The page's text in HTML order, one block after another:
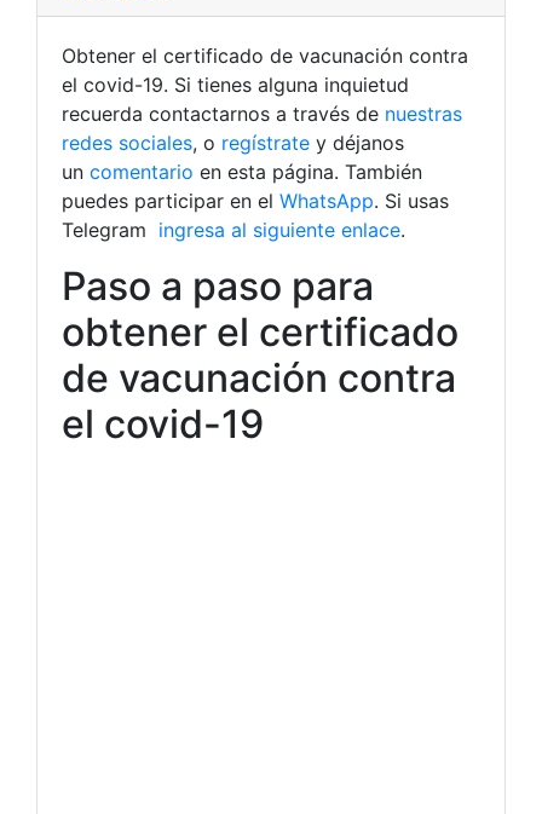
Obtener el certificado de vacunación contra
el covid-19. Si tienes alguna inquietud
recuerda contactarnos a través de nuestras
redes sociales, o regístrate y déjanos
un comentario en esta página. También
puedes participar en el WhatsApp. Si usas
Telegram ingresa al siguiente enlace.
Paso a paso para
obtener el certificado
de vacunación contra
el covid-19